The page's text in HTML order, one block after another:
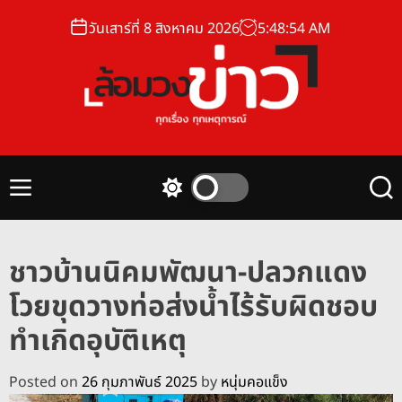
วันเสาร์ที่ 8 สิงหาคม 2026 5:48:55AM
อ
า
ว
M
c
h
c
o
l
o
r
m
S
ชาวบ้านนิคมพัฒนา-ปลวกแดง
โวยขุดวางท่อส่งน้ำไร้รับผิดชอบ
ทำเกิดอุบัติเหตุ
Posted on 26 กุมภาพันธ์ 2025 by หนุ่มคอแข็ง